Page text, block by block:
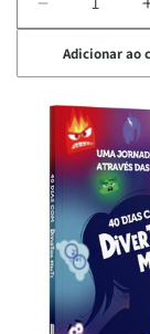
Diminuir
a
quantidade
de
Devocional
Quarto
de
Guerra
Isabelle
S.
Alves
|
Adicionar ao